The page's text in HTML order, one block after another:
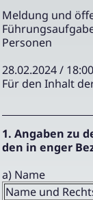
Meldung und
Personen
28.02.2024 /
Für den Inhalt
1. Angaben zu
den in enger
a) Name
Name und